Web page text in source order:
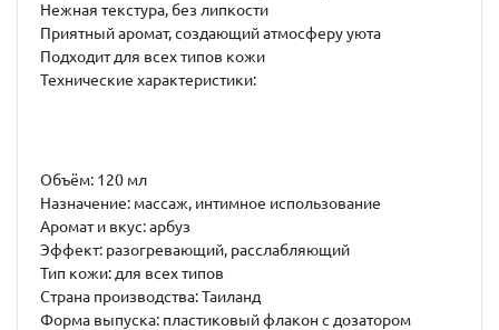
Нежная текстура, без липкости
Приятный аромат, создающий атмосферу уюта
Подходит для всех типов кожи
Технические характеристики:
Объём: 120 мл
Назначение: массаж, интимное использование
Аромат и вкус: арбуз
Эффект: разогревающий, расслабляющий
Тип кожи: для всех типов
Страна производства: Таиланд
Форма выпуска: пластиковый флакон с дозатором